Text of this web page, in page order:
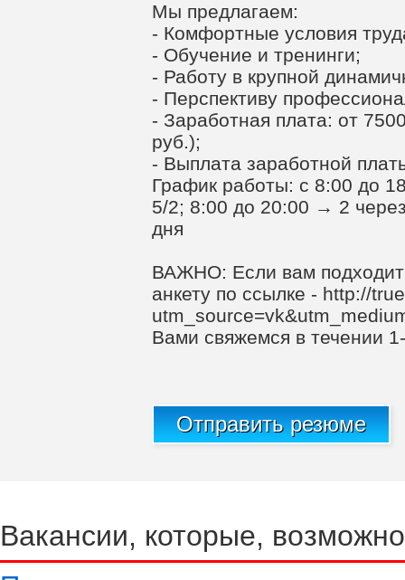
Мы предлагаем:
- Комфортные условия
- Обучение и тренинги;
- Работу в крупной
- Перспективу
- Заработная плата: от
руб.);
- Выплата заработной
График работы: с 8:00 до
5/2; 8:00 до 20:00 → 2
дня
ВАЖНО: Если вам подходит
анкету по ссылке - http://
Вами свяжемся в течении
Отправить резюме
Вакансии, которые,